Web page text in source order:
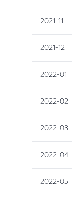
2021-11
2021-12
2022-01
2022-02
2022-03
2022-04
2022-05